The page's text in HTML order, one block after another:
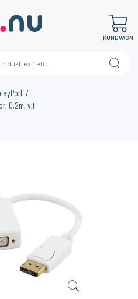
KUNDVAGN
0,2m, vit